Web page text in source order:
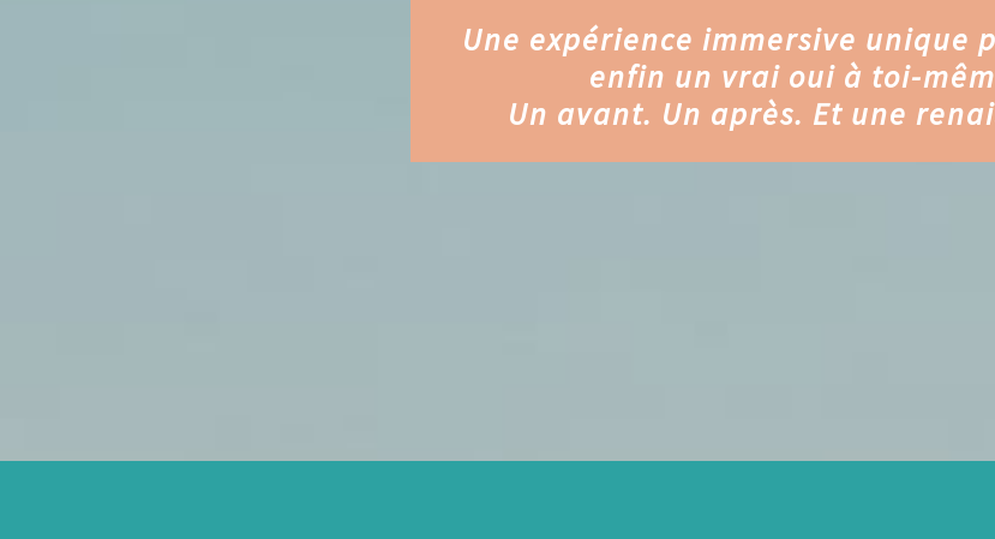
Une expérience immersive unique
enfin un vrai oui à toi-
Un avant. Un après. Et une